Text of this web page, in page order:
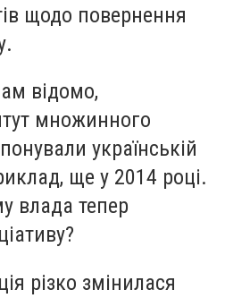
щодо повернення
відомо,
множинного
українській
ще у 2014 році.
влада тепер
різко змінилася